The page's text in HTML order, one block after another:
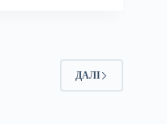
ДАЛІ